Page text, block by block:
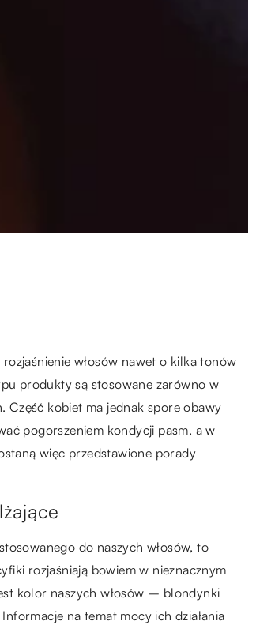
włosów nawet o kilka tonów
produkty są stosowane zarówno w
Część kobiet ma jednak spore obawy
pogorszeniem kondycji pasm, a w
więc przedstawione porady
do naszych włosów, to
rozjaśniają bowiem w nieznacznym
kolor naszych włosów – blondynki
na temat mocy ich działania